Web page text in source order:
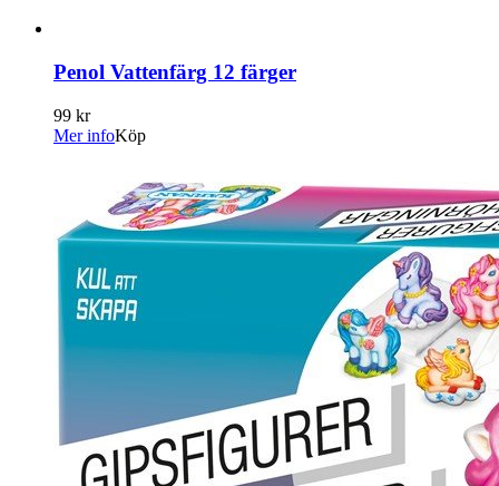
Penol Vattenfärg 12 färger
99 kr
Mer infoKöp